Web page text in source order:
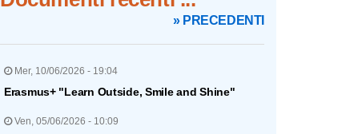
» PRECEDENTI
Mer, 10/06/2026 - 19:04
Erasmus+ "Learn Outside, Smile and Shine"
Ven, 05/06/2026 - 10:09